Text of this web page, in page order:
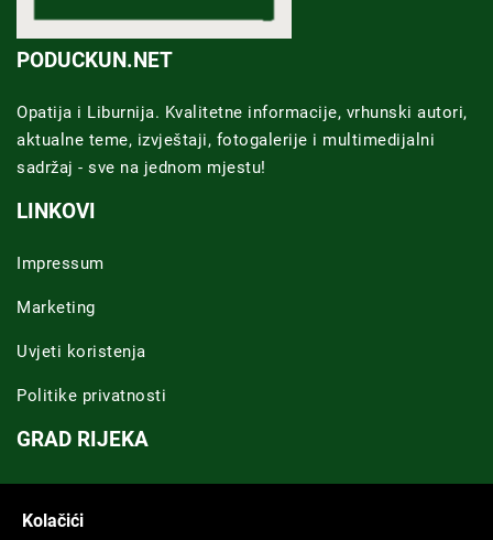
PODUCKUN.NET
Opatija i Liburnija. Kvalitetne informacije, vrhunski autori,
aktualne teme, izvještaji, fotogalerije i multimedijalni
sadržaj - sve na jednom mjestu!
LINKOVI
Impressum
Marketing
Uvjeti koristenja
Politike privatnosti
GRAD RIJEKA
Kolačići